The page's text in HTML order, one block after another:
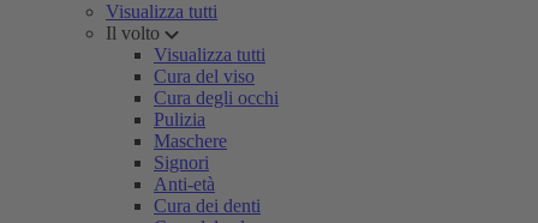
Visualizza tutti
Il volto
Visualizza tutti
Cura del viso
Cura degli occhi
Pulizia
Maschere
Signori
Anti-età
Cura dei denti